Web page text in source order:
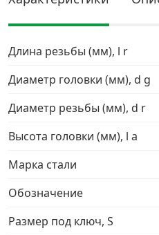
Грузовой крепеж
Кронштейны и крюки
Электро и
Нержавеющий крепеж
Длина резьбы (мм), l r
Диаметр головки (мм), d g
Диаметр резьбы (мм), d r
Высота головки (мм), l a
Марка стали
Обозначение
Размер под ключ, S